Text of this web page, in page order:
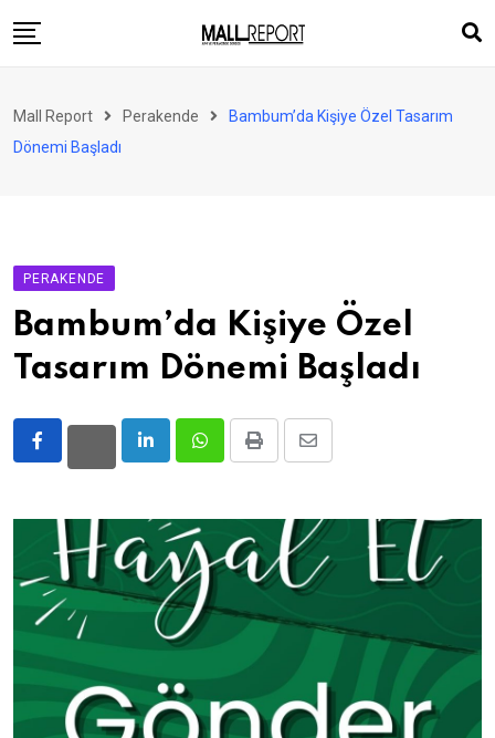
to
Perakende
Ürün ve Hizmet
Enerji
Haber
Gündem
Atamalar
Mall Report Perakende
Bambum’da Kişiye Özel Tasarım
Dönemi Başladı
PERAKENDE
Bambum’da Kişiye Özel
Tasarım Dönemi Başladı
LinkedInWhatsappPrint
Share
Email